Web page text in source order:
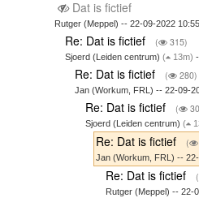
Dat is fictief
Rutger (Meppel) -- 22-09-2022 10:55
Re: Dat is fictief ( 315)
Sjoerd (Leiden centrum) ( 13m)
Re: Dat is fictief ( 280)
Jan (Workum, FRL) -- 22-09-
Re: Dat is fictief (
Sjoerd (Leiden centrum) (
Re: Dat is fictief (
Jan (Workum, FRL) --
Re: Dat is fictief (
Rutger (Meppel) -- 22-